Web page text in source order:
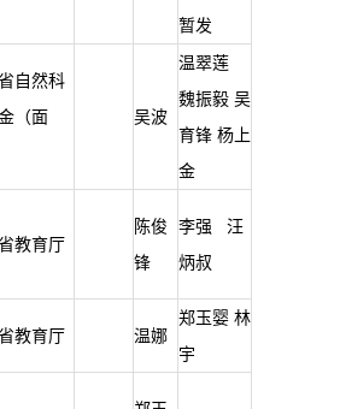
暂发
自然科
（面
吴波
温翠莲
魏振毅 吴
育锋 杨上
金
教育厅
陈俊
锋
李强 汪
炳叔
教育厅 温娜
郑玉婴 林
宇